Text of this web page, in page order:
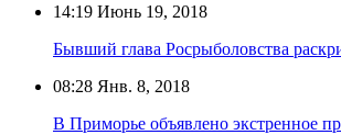
14:19 Июнь 19, 2018
Бывший глава Росрыболовства
08:28 Янв. 8, 2018
В Приморье объявлено экстренное